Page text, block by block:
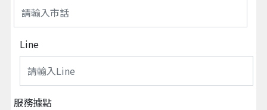
Line
服務據點